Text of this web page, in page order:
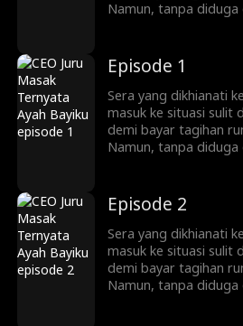
Namun, tanpa diduga
direncanakan. Sera
putranya setelah
enam tahun pun
akhirnya
Malik. Akankah Malik
sebagai wanita yang
Episode 1
Sera yang dikhianati
masuk ke situasi sulit
demi bayar tagihan
Namun, tanpa diduga
direncanakan. Sera
putranya setelah
enam tahun pun
akhirnya
Malik. Akankah Malik
sebagai wanita yang
Episode 2
Sera yang dikhianati
masuk ke situasi sulit
demi bayar tagihan
Namun, tanpa diduga